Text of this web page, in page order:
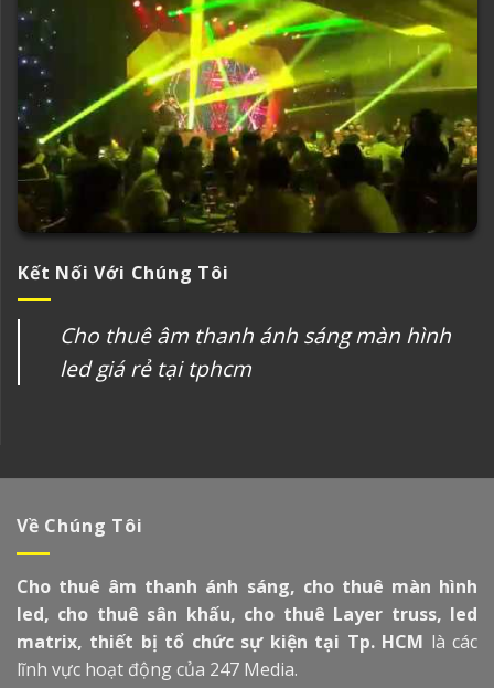
Kết Nối Với Chúng Tôi
Cho thuê âm thanh ánh sáng màn hình
led giá rẻ tại tphcm
Về Chúng Tôi
Cho thuê âm thanh ánh sáng, cho thuê màn hình
led, cho thuê sân khấu, cho thuê Layer truss, led
matrix, thiết bị tổ chức sự kiện tại Tp. HCM là các
lĩnh vực hoạt động của 247 Media.